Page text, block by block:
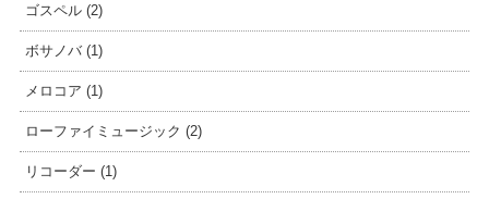
ゴスペル (2)
ボサノバ (1)
メロコア (1)
ローファイミュージック (2)
リコーダー (1)